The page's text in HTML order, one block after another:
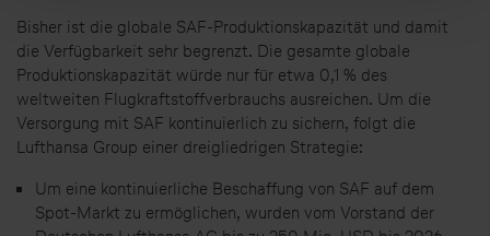
Bisher ist die globale SAF-Produktionskapazität und damit
die Verfügbarkeit sehr begrenzt. Die gesamte globale
Produktionskapazität würde nur für etwa 0,1 % des
weltweiten Flugkraftstoffverbrauchs ausreichen. Um die
Versorgung mit SAF kontinuierlich zu sichern, folgt die
Lufthansa Group einer dreigliedrigen Strategie:
Um eine kontinuierliche Beschaffung von SAF auf dem
Spot-Markt zu ermöglichen, wurden vom Vorstand der